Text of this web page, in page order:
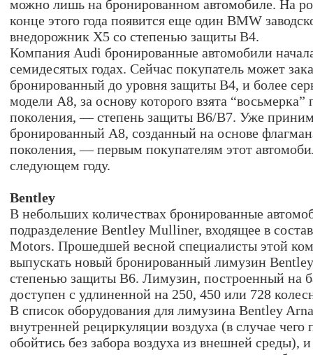
можно лишь на бронированном автомобиле. На
конце этого года появится еще один BMW
внедорожник X5 со степенью защиты B4.
Компания Audi бронированные автомобили
семидесятых годах. Сейчас покупатель может
бронированный до уровня защиты B4, и более
модели A8, за основу которого взята
поколения, — cтепень защиты B6/B7. Уже
бронированный A8, созданный на основе
поколения, — первым покупателям этот
следующем году.
Bentley
В небольших количествах бронированные
подразделение Bentley Mulliner, входящее в
Motors. Прошедшей весной специалисты этой
выпускать новый бронированный лимузин
степенью защиты B6. Лимузин, построенный на
доступен с удлиненной на 250, 450 или 728
В список оборудования для лимузина Bentley
внутренней рециркуляции воздуха (в случае
обойтись без забора воздуха из внешней среды),